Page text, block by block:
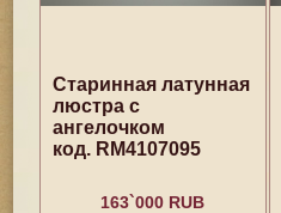
Старинная латунная
люстра с
ангелочком
код. RM4107095
163`000 RUB